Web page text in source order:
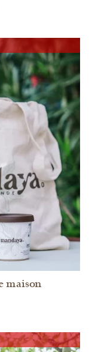
maison